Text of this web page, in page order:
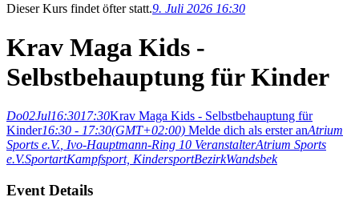
Dieser Kurs findet öfter statt.9. Juli 2026 16:30
Krav Maga Kids -
Selbstbehauptung für Kinder
Do02Jul16:3017:30Krav Maga Kids - Selbstbehauptung für
Kinder16:30 - 17:30(GMT+02:00) Melde dich als erster anAtrium
Sports e.V., Ivo-Hauptmann-Ring 10 VeranstalterAtrium Sports
e.V.SportartKampfsport, KindersportBezirkWandsbek
Event Details